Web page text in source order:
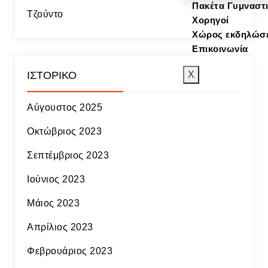
Πακέτα
Χορηγοί
Χώρος
Επικοινωνία
X
Τζούντο
ΙΣΤΟΡΙΚΌ
Αύγουστος 2025
Οκτώβριος 2023
Σεπτέμβριος 2023
Ιούνιος 2023
Μάιος 2023
Απρίλιος 2023
Φεβρουάριος 2023